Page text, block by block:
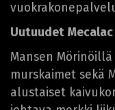
Uutuudet
Mansen
murskaimet sekä
alustaiset